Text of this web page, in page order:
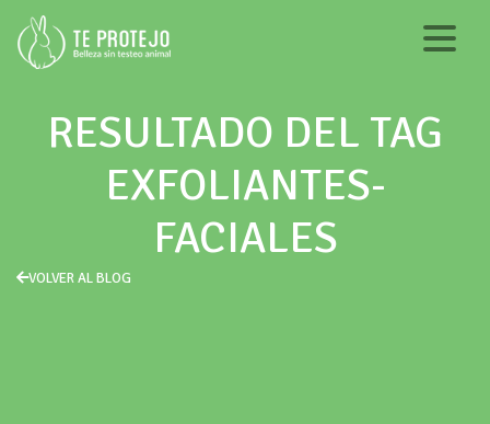
RESULTADO DEL TAG
EXFOLIANTES-
FACIALES
VOLVER AL BLOG